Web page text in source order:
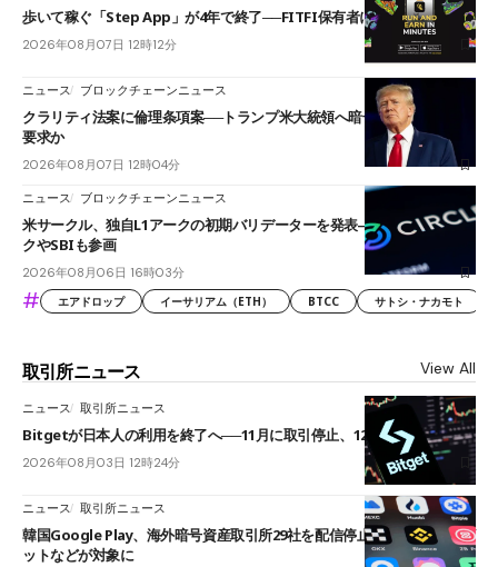
歩いて稼ぐ「Step App」が4年で終了──FITFI保有者に対応呼びかけ
2026年08月07日 12時12分
ニュース ブロックチェーンニュース
クラリティ法案に倫理条項案──トランプ米大統領へ暗号資産事業の売却
要求か
2026年08月07日 12時04分
ニュース ブロックチェーンニュース
米サークル、独自L1アークの初期バリデーターを発表――ブラックロッ
クやSBIも参画
2026年08月06日 16時03分
# エアドロップ イーサリアム（ETH） BTCC サトシ・ナカモト
取引所ニュース View All
ニュース 取引所ニュース
Bitgetが日本人の利用を終了へ──11月に取引停止、12月末に強制決済
2026年08月03日 12時24分
ニュース 取引所ニュース
韓国Google Play、海外暗号資産取引所29社を配信停止──OKXやバイビ
ットなどが対象に